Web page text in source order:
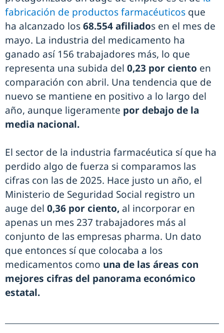
fabricación de productos farmacéuticos que
ha alcanzado los68.554 afiliados en el mes de
mayo. La industria del medicamento ha
ganado así 156 trabajadores más, lo que
representa una subida del 0,23 por ciento en
comparación con abril. Una tendencia que de
nuevo se mantiene en positivo a lo largo del
año, aunque ligeramente por debajo de la
media nacional.
El sector de la industria farmacéutica sí que ha
perdido algo de fuerza si comparamos las
cifras con las de 2025. Hace justo un año, el
Ministerio de Seguridad Social registro un
auge del 0,36 por ciento, al incorporar en
apenas un mes 237 trabajadores más al
conjunto de las empresas pharma. Un dato
que entonces sí que colocaba a los
medicamentos como una de las áreas con
mejores cifras del panorama económico
estatal.